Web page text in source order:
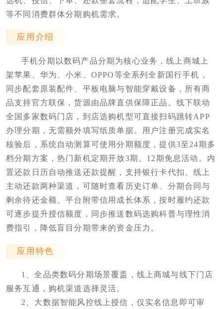
等不同消费群体分期购机需求。
应用介绍
手机分期以数码产品分期为核心业务，线上商城上
架苹果、华为、小米、OPPO等全系列全新国行手机，
同步配套原装配件、平板电脑与智能穿戴设备，所有商
品支持官方联保，货源由品牌直供保障正品。线下联动
全国多家数码门店，到店选购机型可直接扫码跳转APP
办理分期，无需额外填写纸质单据。用户注册完成实名
核验后，系统自动测算可使用分期额度，提供3至24期多
档分期方案，热门新机定期开放3期、12期免息活动。内
置还款日历自动推送还款提醒，支持银行卡代扣、线上
主动还款两种渠道，可随时查看历史订单、分期合同与
剩余待还金额。平台附带信用成长体系，按时履约还款
可逐步提升授信额度，同步推送数码选购科普与理性消
费指引，降低盲目分期带来的资金压力。
应用特色
1、全品类数码分期场景覆盖，线上商城与线下门店
服务互通，购机渠道选择灵活。
2、大数据智能风控线上授信，仅实名信息即可审